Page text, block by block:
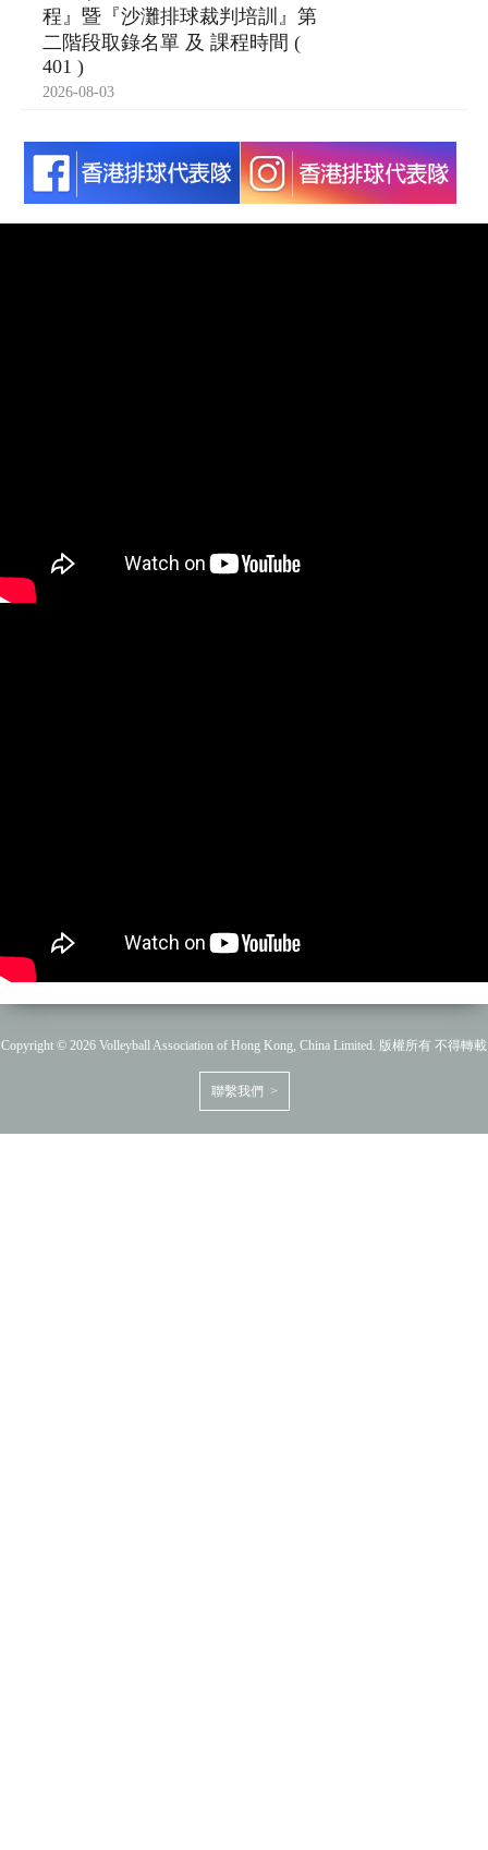
程』暨『沙灘排球裁判培訓』第
二階段取錄名單 及 課程時間 (
401 )
2026-08-03
Copyright © 2026 Volleyball Association of Hong Kong, China Limited. 版權所有 不得轉載
聯繫我們 >